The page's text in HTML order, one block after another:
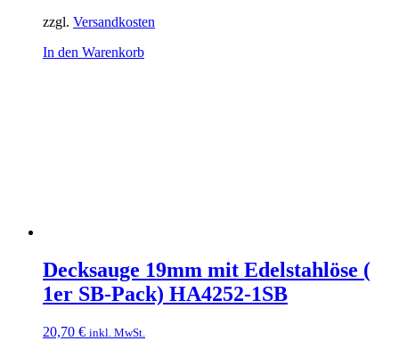
zzgl. Versandkosten
In den Warenkorb
Decksauge 19mm mit Edelstahlöse (
1er SB-Pack) HA4252-1SB
20,70 € inkl. MwSt.